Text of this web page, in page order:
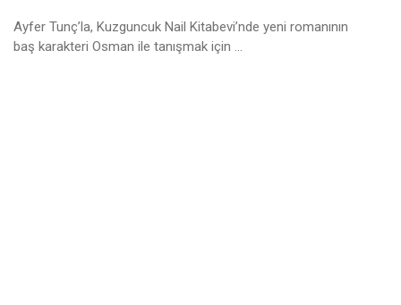
Ayfer Tunç’la, Kuzguncuk Nail Kitabevi’nde yeni romanının
baş karakteri Osman ile tanışmak için ...